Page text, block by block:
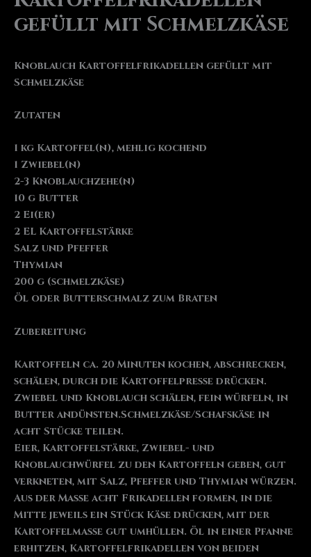
gefüllt mit Schmelzkäse
Knoblauch Kartoffelfrikadellen gefüllt mit
Schmelzkäse
Zutaten
1 kg Kartoffel(n), mehlig kochend
1 Zwiebel(n)
2-3 Knoblauchzehe(n)
10 g Butter
2 Ei(er)
2 EL Kartoffelstärke
Salz und Pfeffer
Thymian
200 g (schmelzkäse)
Öl oder Butterschmalz zum Braten
Zubereitung
Kartoffeln ca. 20 Minuten kochen, abschrecken,
schälen, durch die Kartoffelpresse drücken.
Zwiebel und Knoblauch schälen, fein würfeln, in
Butter andünsten.Schmelzkäse/Schafskäse in
acht Stücke teilen.
Eier, Kartoffelstärke, Zwiebel- und
Knoblauchwürfel zu den Kartoffeln geben, gut
verkneten, mit Salz, Pfeffer und Thymian würzen.
Aus der Masse acht Frikadellen formen, in die
Mitte jeweils ein Stück Käse drücken, mit der
Kartoffelmasse gut umhüllen. Öl in einer Pfanne
erhitzen, Kartoffelfrikadellen von beiden